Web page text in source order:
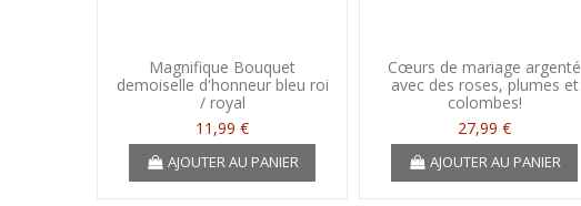
Magnifique Bouquet
demoiselle d'honneur bleu roi
/ royal
11,99 €
AJOUTER AU PANIER
Cœurs de mariage argenté
avec des roses, plumes et
colombes!
27,99 €
AJOUTER AU PANIER